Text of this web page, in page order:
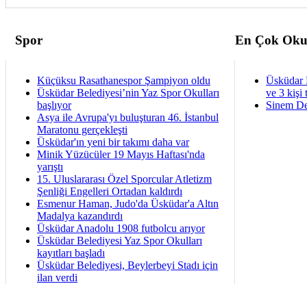
Spor En Çok
Küçüksu Rasathanespor Şampiyon oldu
Üsküdar Belediyesi’nin Yaz Spor Okulları
başlıyor
Asya ile Avrupa'yı buluşturan 46. İstanbul
Maratonu gerçekleşti
Üsküdar'ın yeni bir takımı daha var
Minik Yüzücüler 19 Mayıs Haftası'nda
yarıştı
15. Uluslararası Özel Sporcular Atletizm
Şenliği Engelleri Ortadan kaldırdı
Esmenur Haman, Judo'da Üsküdar'a Altın
Madalya kazandırdı
Üsküdar Anadolu 1908 futbolcu arıyor
Üsküdar Belediyesi Yaz Spor Okulları
kayıtları başladı
Üsküdar Belediyesi, Beylerbeyi Stadı için
ilan verdi
Üsküdar
ve 3 kişi
Sinem